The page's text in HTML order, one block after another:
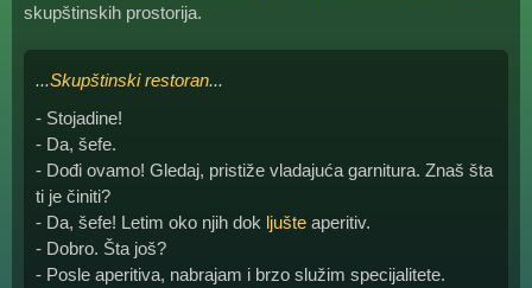
skupštinskih prostorija.
...Skupštinski restoran...
- Stojadine!
- Da, šefe.
- Dođi ovamo! Gledaj, pristiže vladajuća garnitura. Znaš šta
ti je činiti?
- Da, šefe! Letim oko njih dok ljušte aperitiv.
- Dobro. Šta još?
- Posle aperitiva, nabrajam i brzo služim specijalitete.